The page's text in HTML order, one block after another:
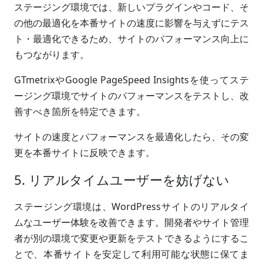
ステージング環境では、新しいプラグインやコード、そ
の他の最適化を本番サイトの速度に影響を与えずにテス
ト・最適化できるため、サイトのパフォーマンス向上に
もつながります。
GTmetrixやGoogle PageSpeed Insightsを使ってステ
ージング環境でサイトのパフォーマンスをテストし、改
善すべき箇所を特定できます。
サイトの速度とパフォーマンスを最適化したら、その変
更を本番サイトに反映できます。
5. リアルタイムユーザーを妨げない
ステージング環境は、WordPressサイトのリアルタイ
ムなユーザー体験を改善できます。開発者やサイト管理
者が別の環境で変更や更新をテストできるようにするこ
とで、本番サイトを安定して利用可能な状態に保てま